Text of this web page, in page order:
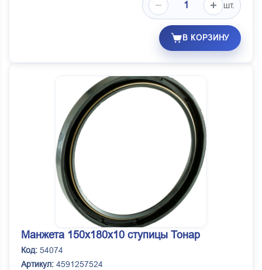
шт.
В КОРЗИНУ
Манжета 150х180х10 ступицы Тонар
Код: 54074
Артикул: 4591257524